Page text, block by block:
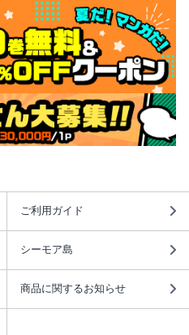
ご利用ガイド
シーモア島
商品に関するお知らせ